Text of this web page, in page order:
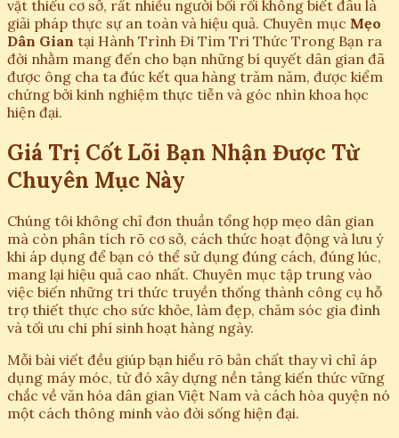
vặt thiếu cơ sở, rất nhiều người bối rối không biết đâu là
giải pháp thực sự an toàn và hiệu quả. Chuyên mục Mẹo
Dân Gian tại Hành Trình Đi Tìm Tri Thức Trong Bạn ra
đời nhằm mang đến cho bạn những bí quyết dân gian đã
được ông cha ta đúc kết qua hàng trăm năm, được kiểm
chứng bởi kinh nghiệm thực tiễn và góc nhìn khoa học
hiện đại.
Giá Trị Cốt Lõi Bạn Nhận Được Từ
Chuyên Mục Này
Chúng tôi không chỉ đơn thuần tổng hợp mẹo dân gian
mà còn phân tích rõ cơ sở, cách thức hoạt động và lưu ý
khi áp dụng để bạn có thể sử dụng đúng cách, đúng lúc,
mang lại hiệu quả cao nhất. Chuyên mục tập trung vào
việc biến những tri thức truyền thống thành công cụ hỗ
trợ thiết thực cho sức khỏe, làm đẹp, chăm sóc gia đình
và tối ưu chi phí sinh hoạt hàng ngày.
Mỗi bài viết đều giúp bạn hiểu rõ bản chất thay vì chỉ áp
dụng máy móc, từ đó xây dựng nền tảng kiến thức vững
chắc về văn hóa dân gian Việt Nam và cách hòa quyện nó
một cách thông minh vào đời sống hiện đại.